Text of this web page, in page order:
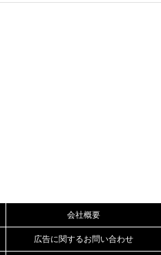
会社概要
広告に関するお問い合わせ